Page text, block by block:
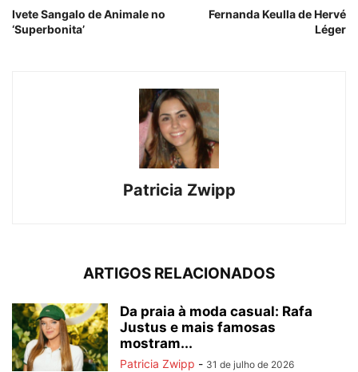
Ivete Sangalo de Animale no
‘Superbonita’
Fernanda Keulla de Hervé
Léger
Patricia Zwipp
ARTIGOS RELACIONADOS
Da praia à moda casual: Rafa
Justus e mais famosas
mostram...
Patricia Zwipp - 31 de julho de 2026